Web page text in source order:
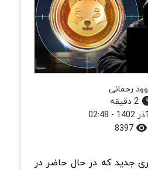
رحمانی
2 دقیقه
جدید که در حال حاضر در